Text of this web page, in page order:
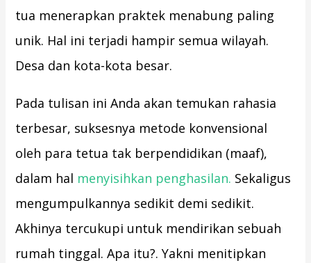
tua menerapkan praktek menabung paling
unik. Hal ini terjadi hampir semua wilayah.
Desa dan kota-kota besar.
Pada tulisan ini Anda akan temukan rahasia
terbesar, suksesnya metode konvensional
oleh para tetua tak berpendidikan (maaf),
dalam hal menyisihkan penghasilan. Sekaligus
mengumpulkannya sedikit demi sedikit.
Akhinya tercukupi untuk mendirikan sebuah
rumah tinggal. Apa itu?. Yakni menitipkan